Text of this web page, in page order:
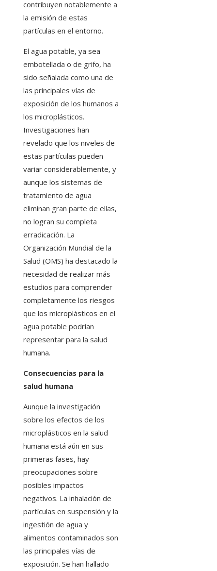
contribuyen notablemente a
la emisión de estas
partículas en el entorno.
El agua potable, ya sea
embotellada o de grifo, ha
sido señalada como una de
las principales vías de
exposición de los humanos a
los microplásticos.
Investigaciones han
revelado que los niveles de
estas partículas pueden
variar considerablemente, y
aunque los sistemas de
tratamiento de agua
eliminan gran parte de ellas,
no logran su completa
erradicación. La
Organización Mundial de la
Salud (OMS) ha destacado la
necesidad de realizar más
estudios para comprender
completamente los riesgos
que los microplásticos en el
agua potable podrían
representar para la salud
humana.
Consecuencias para la
salud humana
Aunque la investigación
sobre los efectos de los
microplásticos en la salud
humana está aún en sus
primeras fases, hay
preocupaciones sobre
posibles impactos
negativos. La inhalación de
partículas en suspensión y la
ingestión de agua y
alimentos contaminados son
las principales vías de
exposición. Se han hallado